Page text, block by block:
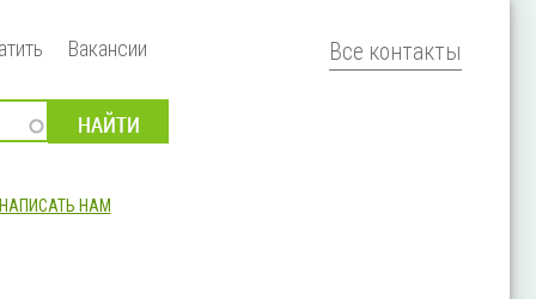
Вакансии
НАПИСАТЬ НАМ
Все контакты